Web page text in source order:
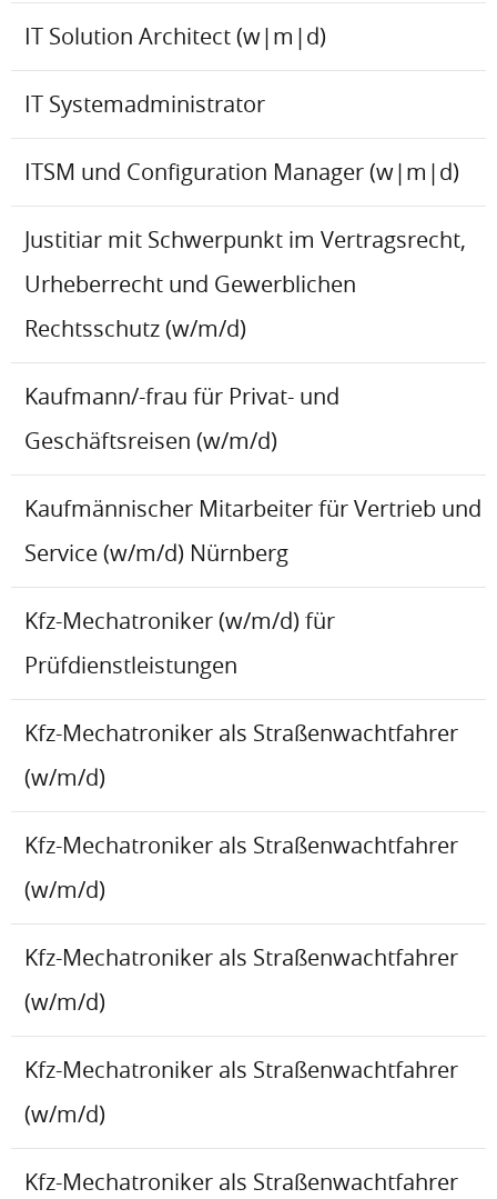
IT Solution Architect (w|m|d)
IT Systemadministrator
ITSM und Configuration Manager (w|m|d)
Justitiar mit Schwerpunkt im Vertragsrecht,
Urheberrecht und Gewerblichen
Rechtsschutz (w/m/d)
Kaufmann/-frau für Privat- und
Geschäftsreisen (w/m/d)
Kaufmännischer Mitarbeiter für Vertrieb und
Service (w/m/d) Nürnberg
Kfz-Mechatroniker (w/m/d) für
Prüfdienstleistungen
Kfz-Mechatroniker als Straßenwachtfahrer
(w/m/d)
Kfz-Mechatroniker als Straßenwachtfahrer
(w/m/d)
Kfz-Mechatroniker als Straßenwachtfahrer
(w/m/d)
Kfz-Mechatroniker als Straßenwachtfahrer
(w/m/d)
Kfz-Mechatroniker als Straßenwachtfahrer